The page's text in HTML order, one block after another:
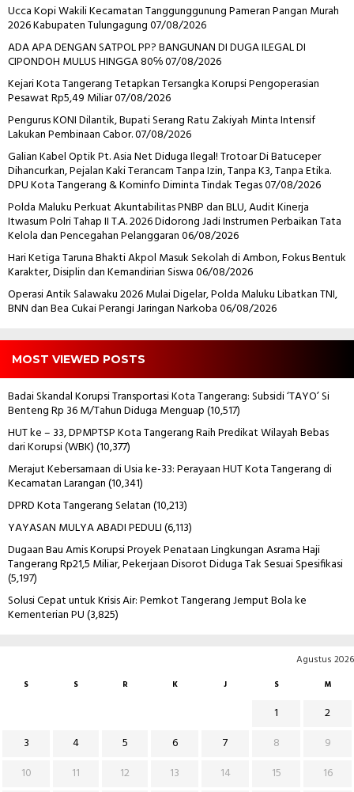
Ucca Kopi Wakili Kecamatan Tanggunggunung Pameran Pangan Murah
2026 Kabupaten Tulungagung07/08/2026
ADA APA DENGAN SATPOL PP? BANGUNAN DI DUGA ILEGAL DI
CIPONDOH MULUS HINGGA 80℅07/08/2026
Kejari Kota Tangerang Tetapkan Tersangka Korupsi Pengoperasian
Pesawat Rp5,49 Miliar07/08/2026
Pengurus KONI Dilantik, Bupati Serang Ratu Zakiyah Minta Intensif
Lakukan Pembinaan Cabor.07/08/2026
Galian Kabel Optik Pt. Asia Net Diduga Ilegal! Trotoar Di Batuceper
Dihancurkan, Pejalan Kaki Terancam Tanpa Izin, Tanpa K3, Tanpa Etika.
DPU Kota Tangerang & Kominfo Diminta Tindak Tegas07/08/2026
Polda Maluku Perkuat Akuntabilitas PNBP dan BLU, Audit Kinerja
Itwasum Polri Tahap II T.A. 2026 Didorong Jadi Instrumen Perbaikan Tata
Kelola dan Pencegahan Pelanggaran06/08/2026
Hari Ketiga Taruna Bhakti Akpol Masuk Sekolah di Ambon, Fokus Bentuk
Karakter, Disiplin dan Kemandirian Siswa06/08/2026
Operasi Antik Salawaku 2026 Mulai Digelar, Polda Maluku Libatkan TNI,
BNN dan Bea Cukai Perangi Jaringan Narkoba06/08/2026
MOST VIEWED POSTS
Badai Skandal Korupsi Transportasi Kota Tangerang: Subsidi ‘TAYO’ Si
Benteng Rp 36 M/Tahun Diduga Menguap(10,517)
HUT ke – 33, DPMPTSP Kota Tangerang Raih Predikat Wilayah Bebas
dari Korupsi (WBK)(10,377)
Merajut Kebersamaan di Usia ke-33: Perayaan HUT Kota Tangerang di
Kecamatan Larangan(10,341)
DPRD Kota Tangerang Selatan(10,213)
YAYASAN MULYA ABADI PEDULI(6,113)
Dugaan Bau Amis Korupsi Proyek Penataan Lingkungan Asrama Haji
Tangerang Rp21,5 Miliar, Pekerjaan Disorot Diduga Tak Sesuai Spesifikasi
(5,197)
Solusi Cepat untuk Krisis Air: Pemkot Tangerang Jemput Bola ke
Kementerian PU(3,825)
Agustus 2026
S S R K J S M
1
2
3
4 5 6 7 8
9
10
11 12 13 14 15 16